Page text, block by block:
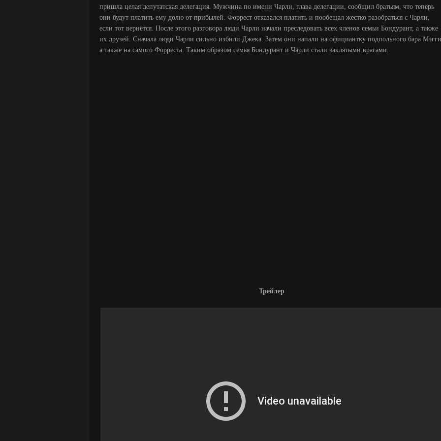
пришла целая депутатская делегация. Мужчина по имени Чарли, глава делегации, сообщил братьям, что теперь
они будут платить ему долю от прибылей. Форрест отказался платить и пообещал жестко разобраться с Чарли,
если тот вернётся. После этого разговора люди Чарли начали преследовать всех членов семьи Бондурант, а также
их друзей. Сначала люди Чарли сильно избили Джека. Затем они напали на официантку подпольного бара
а также на самого Форреста. Таким образом семья Бондурант и Чарли стали заклятыми врагами.
Трейлер